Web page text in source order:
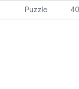
Puzzle